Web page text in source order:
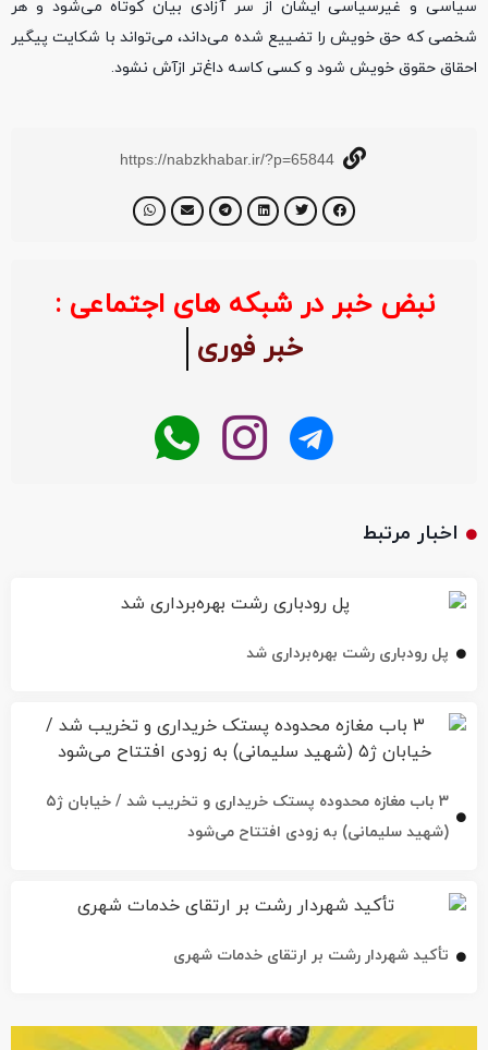
سیاسی و غیرسیاسی ایشان از سر آزادی بیان کوتاه می‌شود و هر
شخصی که حق خویش را تضییع شده می‌داند، می‌تواند با شکایت پیگیر
احقاق حقوق خویش شود و کسی کاسه داغ‌تر ازآش نشود.
https://nabzkhabar.ir/?p=65844
نبض خبر در شبکه های اجتماعی :
خبر فوری
اخبار مرتبط
پل رودباری رشت بهره‌برداری شد
۳ باب مغازه محدوده پستک خریداری و تخریب شد / خیابان ژ۵
(شهید سلیمانی) به زودی افتتاح می‌شود
تأکید شهردار رشت بر ارتقای خدمات شهری